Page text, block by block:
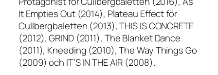
It Empties Out (2014), Plateau Effect för
Cullbergbaletten (2013), THIS IS CONCRETE
(2012), GRIND (2011), The Blanket Dance
(2011), Kneeding (2010), The Way Things Go
(2009) och IT’S IN THE AIR (2008).